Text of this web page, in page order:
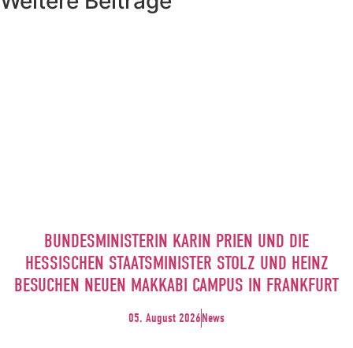
BUNDESMINISTERIN KARIN PRIEN UND DIE
HESSISCHEN STAATSMINISTER STOLZ UND HEINZ
BESUCHEN NEUEN MAKKABI CAMPUS IN FRANKFURT
05. August 2026 News